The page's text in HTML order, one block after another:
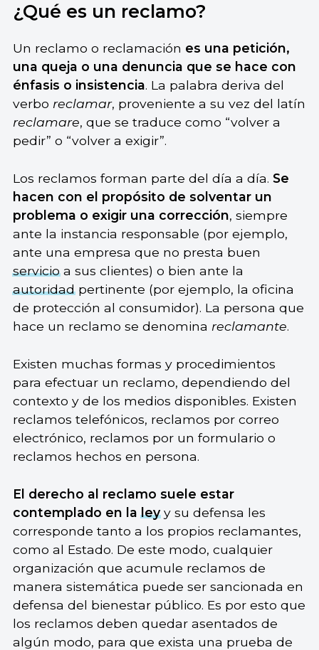
¿Qué es un reclamo?
Un reclamo o reclamación es una petición,
una queja o una denuncia que se hace con
énfasis o insistencia. La palabra deriva del
verbo reclamar, proveniente a su vez del latín
reclamare, que se traduce como “volver a
pedir” o “volver a exigir”.
Los reclamos forman parte del día a día. Se
hacen con el propósito de solventar un
problema o exigir una corrección, siempre
ante la instancia responsable (por ejemplo,
ante una empresa que no presta buen
servicioa sus clientes) o bien ante la
autoridadpertinente (por ejemplo, la oficina
de protección al consumidor). La persona que
hace un reclamo se denomina reclamante.
Existen muchas formas y procedimientos
para efectuar un reclamo, dependiendo del
contexto y de los medios disponibles. Existen
reclamos telefónicos, reclamos por correo
electrónico, reclamos por un formulario o
reclamos hechos en persona.
El derecho al reclamo suele estar
contemplado en laleyy su defensa les
corresponde tanto a los propios reclamantes,
como al Estado. De este modo, cualquier
organización que acumule reclamos de
manera sistemática puede ser sancionada en
defensa del bienestar público. Es por esto que
los reclamos deben quedar asentados de
algún modo, para que exista una prueba de